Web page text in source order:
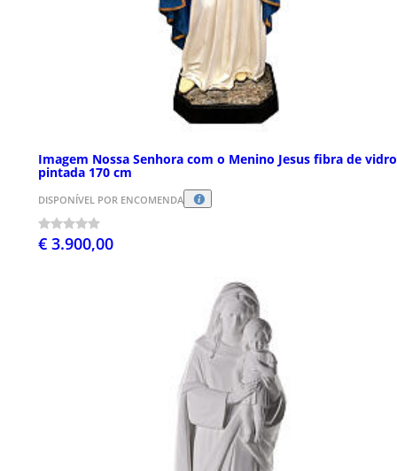
Imagem Nossa Senhora com o Menino Jesus fibra de vidro
pintada 170 cm
DISPONÍVEL POR ENCOMENDA
€ 3.900,00